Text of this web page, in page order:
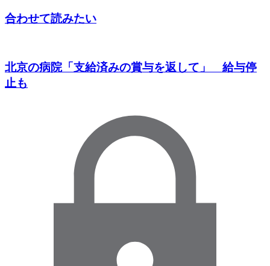
合わせて読みたい
北京の病院「支給済みの賞与を返して」 給与停
止も